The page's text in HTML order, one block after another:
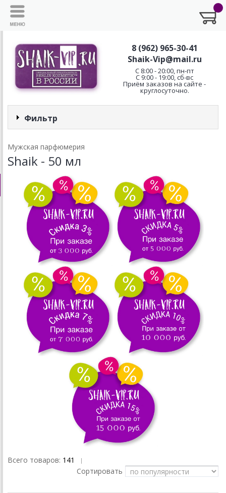
8 (962) 965-30-41
Shaik-Vip@mail.ru
C 8:00 - 20:00, пн-пт
С 9:00 - 19:00, сб-вс
Приём заказов на сайте -
круглосуточно.
Фильтр
Мужская парфюмерия
Shaik - 50 мл
Всего товаров: 141 |
Сортировать